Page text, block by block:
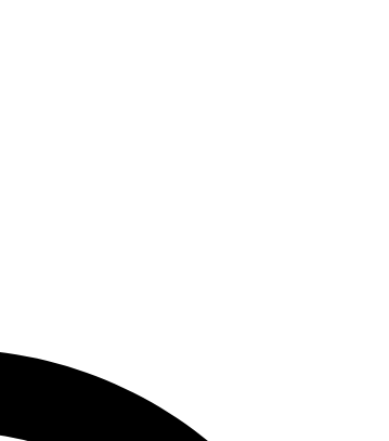
Plac Wolności, stanowiący historyczne centrum Łodzi.